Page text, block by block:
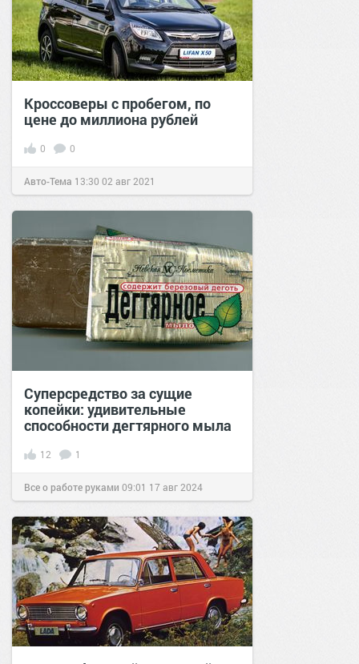
Кроссоверы с пробегом, по
цене до миллиона рублей
0 0
Авто-Тема 13:30 02 авг 2021
Суперсредство за сущие
копейки: удивительные
способности дегтярного мыла
12 1
Все о работе руками 09:01 17 авг 2024